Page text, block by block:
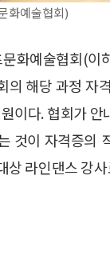
화예술협회)
화예술협회(이
의 해당 과정 자
이다. 협회가
것이 자격증의
상 라인댄스 강